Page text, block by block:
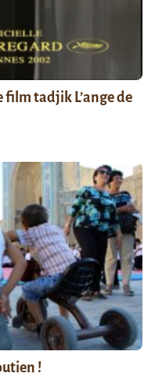
tadjik L’ange de
!